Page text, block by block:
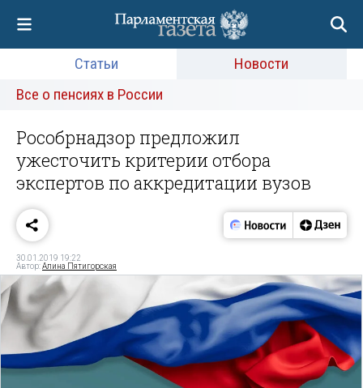
Статьи
Новости
Все о пенсиях в России
Рособрнадзор предложил
ужесточить критерии отбора
экспертов по аккредитации вузов
30.01.2019 19:22
Автор:Алина Пятигорская